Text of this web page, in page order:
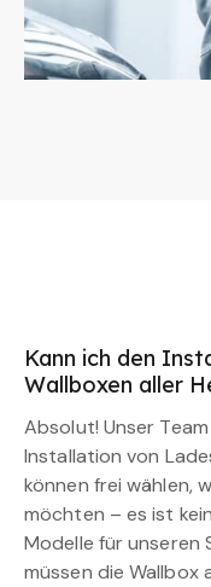
Kann ich den
Wallboxen aller
Absolut! Unser
Installation von
können frei wählen,
möchten – es ist
Modelle für unseren
müssen die Wallbox